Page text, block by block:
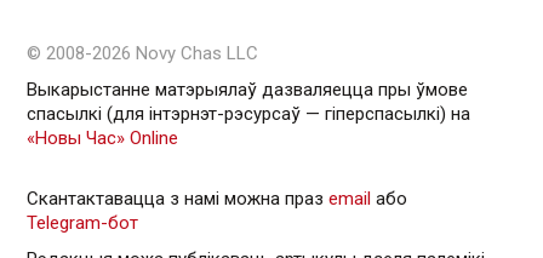
© 2008-2026 Novy Chas LLC
Выкарыстанне матэрыялаў дазваляецца пры ўмове
спасылкі (для інтэрнэт-рэсурсаў — гiперспасылкi) на
«Новы Час» Online
Скантактавацца з намі можна праз email або
Telegram-бот